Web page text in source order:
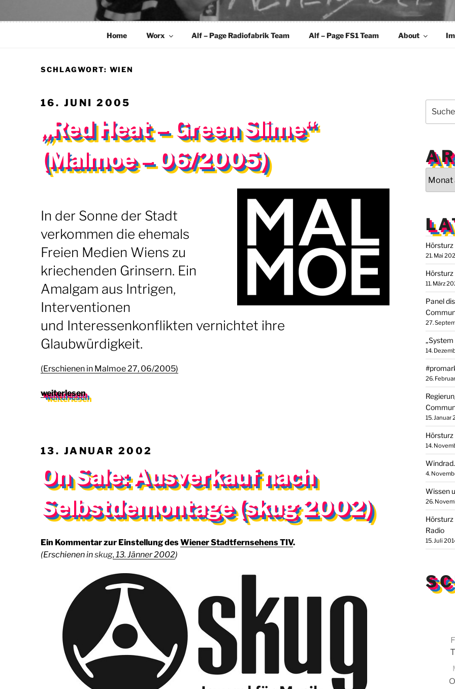
Home Worx Alf – Page Radiofabrik Team Alf – Page FS1 Team About
SCHLAGWORT: WIEN
VERÖFFENTLICHT
16. JUNI 2005
„Red Heat – Green Slime“
(Malmoe – 06/2005)
In der Sonne der Stadt
verkommen die ehemals
Freien Medien Wiens zu
kriechenden Grinsern. Ein
Amalgam aus Intrigen,
Interventionen
und Interessenkonflikten vernichtet ihre
Glaubwürdigkeit.
(Erschienen in Malmoe 27, 06/2005)
„„Red
Heat
(Malmoe
06/2005)“
weiterlesen
VERÖFFENTLICHT
13. JANUAR 2002
On Sale: Ausverkauf nach
Selbstdemontage (skug 2002)
Ein Kommentar zur Einstellung desWiener Stadtfernsehens TIV.
(Erschienen inskug, 13. Jänner 2002)
nach:
Hörsturz
21. Mai
Hörsturz
11. März
Panel
27.
14.
26.
15. Januar
14.
4.
Wissen
26.
Radio
15. Juli